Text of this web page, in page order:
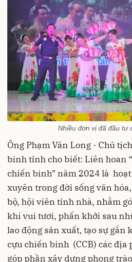
Nhiều đơn vị đã đầu tư
Ông Phạm Văn Long - Chủ
binh tỉnh cho biết: Liên hoan
chiến binh” năm 2024 là
xuyên trong đời sống văn
bộ, hội viên tỉnh nhà, nhằm
khí vui tươi, phấn khởi sau
lao động sản xuất, tạo sự gắn
cựu chiến binh (CCB) các địa
góp phần xây dựng phong